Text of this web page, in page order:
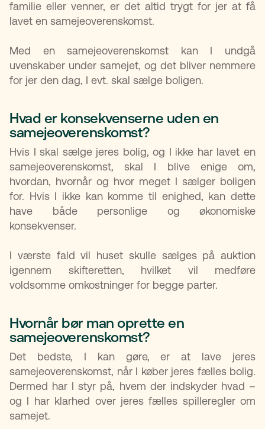
familie eller venner, er det altid trygt for jer at få
lavet en samejeoverenskomst.
Med en samejeoverenskomst kan I undgå
uvenskaber under samejet, og det bliver nemmere
for jer den dag, I evt. skal sælge boligen.
Hvad er konsekvenserne uden en
samejeoverenskomst?​
Hvis I skal sælge jeres bolig, og I ikke har lavet en
samejeoverenskomst, skal I blive enige om,
hvordan, hvornår og hvor meget I sælger boligen
for. Hvis I ikke kan komme til enighed, kan dette
have både personlige og økonomiske
konsekvenser.
I værste fald vil huset skulle sælges på auktion
igennem skifteretten, hvilket vil medføre
voldsomme omkostninger for begge parter.
Hvornår bør man oprette en
samejeoverenskomst?​
Det bedste, I kan gøre, er at lave jeres
samejeoverenskomst, når I køber jeres fælles bolig.
Dermed har I styr på, hvem der indskyder hvad –
og I har klarhed over jeres fælles spilleregler om
samejet.